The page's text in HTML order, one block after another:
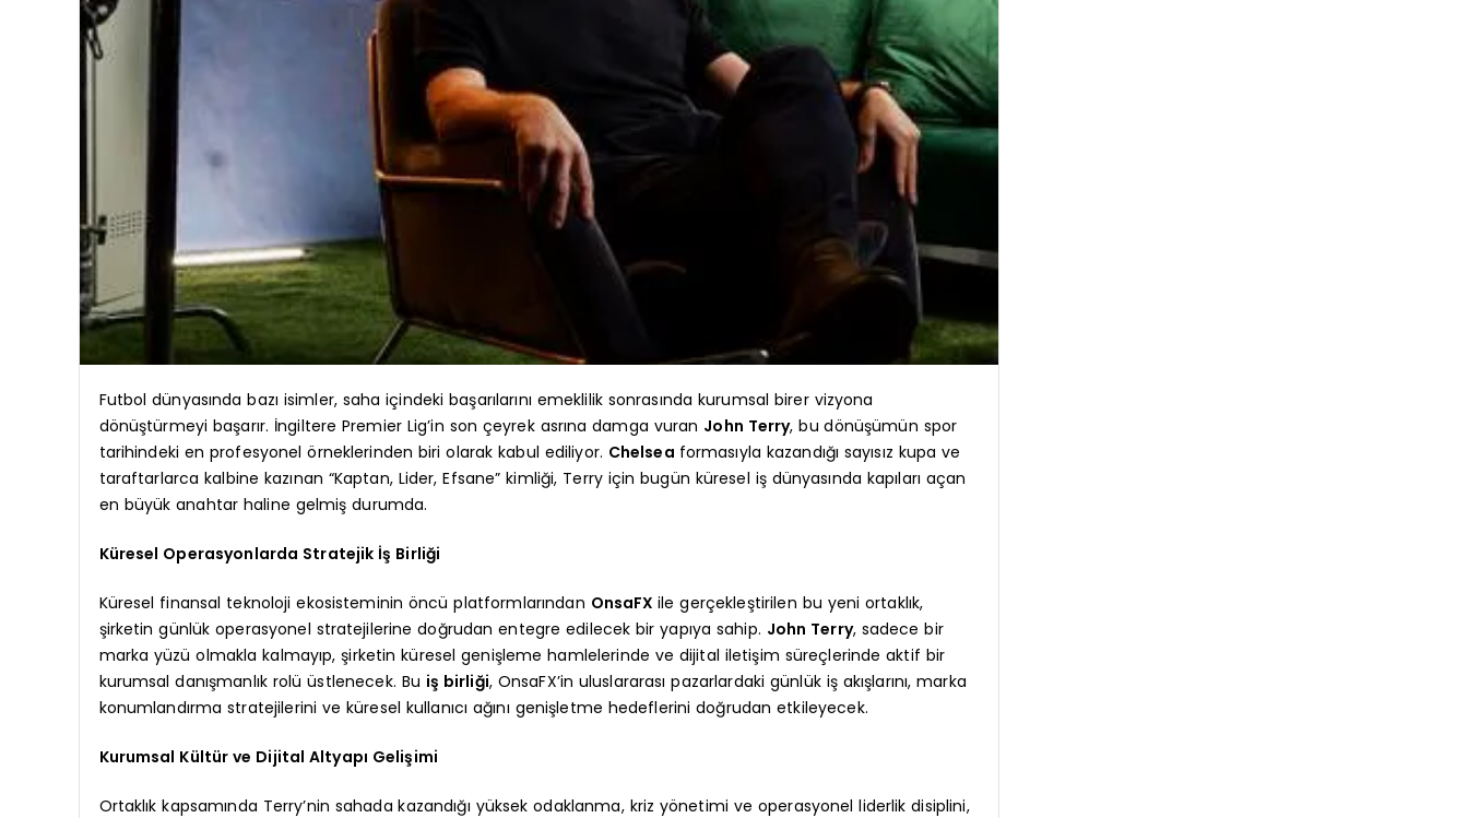
Futbol dünyasında bazı isimler, saha içindeki başarılarını emeklilik sonrasında kurumsal birer vizyona
dönüştürmeyi başarır. İngiltere Premier Lig’in son çeyrek asrına damga vuran John Terry, bu dönüşümün spor
tarihindeki en profesyonel örneklerinden biri olarak kabul ediliyor. Chelsea formasıyla kazandığı sayısız kupa ve
taraftarlarca kalbine kazınan “Kaptan, Lider, Efsane” kimliği, Terry için bugün küresel iş dünyasında kapıları açan
en büyük anahtar haline gelmiş durumda.
Küresel Operasyonlarda Stratejik İş Birliği
Küresel finansal teknoloji ekosisteminin öncü platformlarından OnsaFXile gerçekleştirilen bu yeni ortaklık,
şirketin günlük operasyonel stratejilerine doğrudan entegre edilecek bir yapıya sahip. John Terry, sadece bir
marka yüzü olmakla kalmayıp, şirketin küresel genişleme hamlelerinde ve dijital iletişim süreçlerinde aktif bir
kurumsal danışmanlık rolü üstlenecek. Bu iş birliği, OnsaFX’in uluslararası pazarlardaki günlük iş akışlarını, marka
konumlandırma stratejilerini ve küresel kullanıcı ağını genişletme hedeflerini doğrudan etkileyecek.
Kurumsal Kültür ve Dijital Altyapı Gelişimi
Ortaklık kapsamında Terry’nin sahada kazandığı yüksek odaklanma, kriz yönetimi ve operasyonel liderlik disiplini,